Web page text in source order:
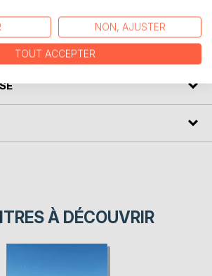
À DÉCOUVRIR
NON, AJUSTER
TOUT ACCEPTER